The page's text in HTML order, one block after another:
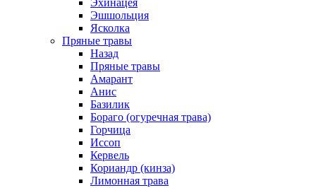
Эхинацея
Эшшольция
Ясколка
Пряные травы
Назад
Пряные травы
Амарант
Анис
Базилик
Бораго (огуречная трава)
Горчица
Иссоп
Кервель
Кориандр (кинза)
Лимонная трава